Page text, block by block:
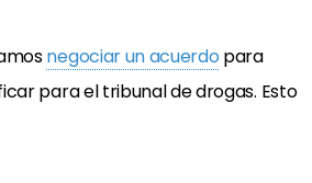
negociar un acuerdo para
para el tribunal de drogas. Esto